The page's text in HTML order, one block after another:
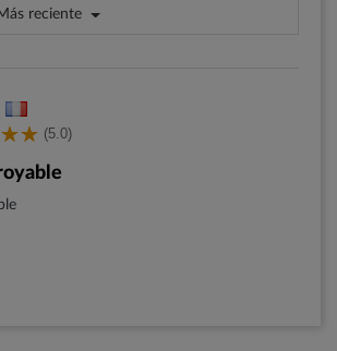
reciente
(5.0)